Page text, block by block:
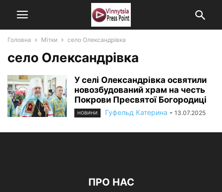
Головна Мітки село Олександрівка
село Олександрівка
У селі Олександрівка освятили
новозбудований храм на честь
Покрови Пресвятої Богородиці
НОВИНИ Гуфельд Катерина - 13.07.2025
ПРО НАС